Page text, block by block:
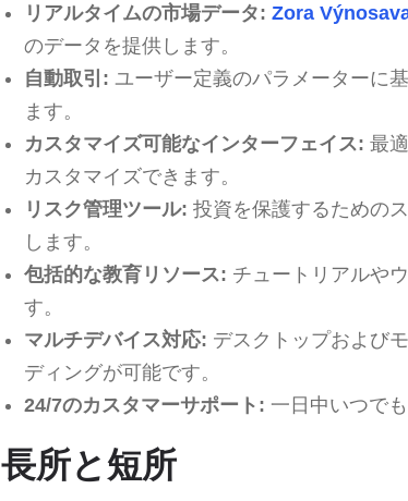
リアルタイムの市場データ: Zora
のデータを提供します。
自動取引: ユーザー定義のパラメーターに
ます。
カスタマイズ可能なインターフェイス: 最
カスタマイズできます。
リスク管理ツール: 投資を保護するための
します。
包括的な教育リソース: チュートリアルや
す。
マルチデバイス対応: デスクトップおよび
ディングが可能です。
24/7のカスタマーサポート: 一日中いつで
長所と短所